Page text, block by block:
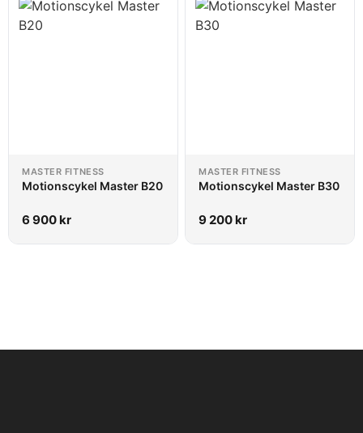
MASTER FITNESS
Motionscykel Master B20
6 900kr
MASTER FITNESS
Motionscykel Master B30
9 200kr